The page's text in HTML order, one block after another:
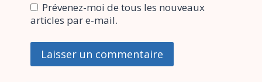
Prévenez-moi de tous les nouveaux
articles par e-mail.